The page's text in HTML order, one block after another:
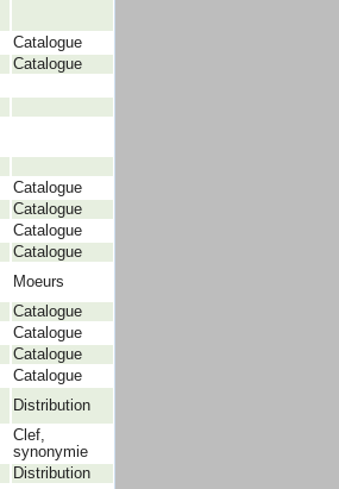
Catalogue
Catalogue
Catalogue
Catalogue
Catalogue
Catalogue
Moeurs
Catalogue
Catalogue
Catalogue
Catalogue
Distribution
Clef,
synonymie
Distribution